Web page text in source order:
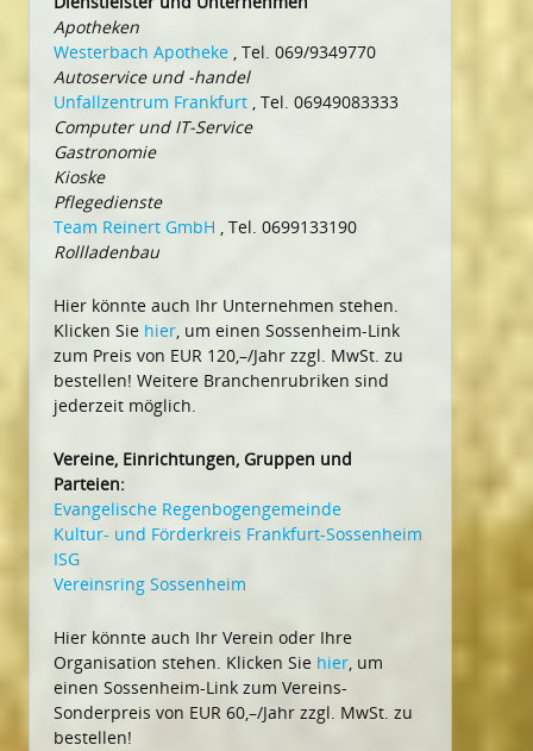
Apotheken
Westerbach Apotheke , Tel. 069/9349770
Autoservice und -handel
Unfallzentrum Frankfurt , Tel. 06949083333
Computer und IT-Service
Gastronomie
Kioske
Pflegedienste
Team Reinert GmbH , Tel. 0699133190
Rollladenbau
Hier könnte auch Ihr Unternehmen stehen.
Klicken Sie hier, um einen Sossenheim-Link
zum Preis von EUR 120,–/Jahr zzgl. MwSt. zu
bestellen! Weitere Branchenrubriken sind
jederzeit möglich.
Vereine, Einrichtungen, Gruppen und
Parteien:
Evangelische Regenbogengemeinde
Kultur- und Förderkreis Frankfurt-Sossenheim
ISG
Vereinsring Sossenheim
Hier könnte auch Ihr Verein oder Ihre
Organisation stehen. Klicken Sie hier, um
einen Sossenheim-Link zum Vereins-
Sonderpreis von EUR 60,–/Jahr zzgl. MwSt. zu
bestellen!